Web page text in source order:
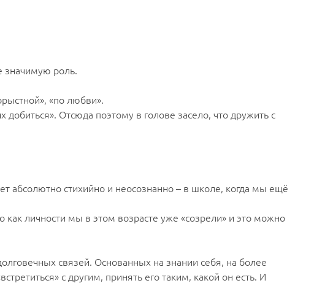
значимую роль.
«по любви».
Отсюда поэтому в голове засело, что дружить с
абсолютно стихийно и неосознанно – в школе, когда мы ещё
личности мы в этом возрасте уже «созрели» и это можно
связей. Основанных на знании себя, на более
с другим, принять его таким, какой он есть. И